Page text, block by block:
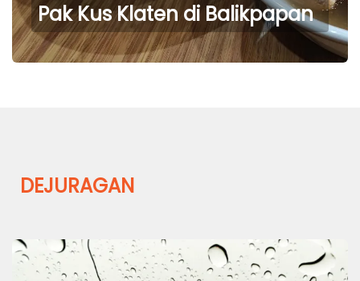
Pak Kus Klaten di Balikpapan
DEJURAGAN